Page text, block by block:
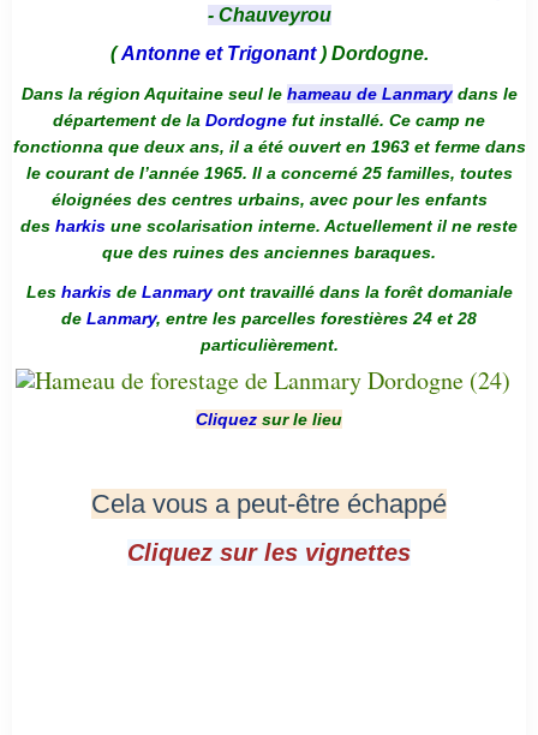
- Chauveyrou
(Antonne et Trigonant) Dordogne.
Dans la région Aquitaine seul le hameau de Lanmarydans le
département de la Dordogne fut installé. Ce camp ne
fonctionna que deux ans, il a été ouvert en 1963 et ferme dans
le courant de l’année 1965. Il a concerné 25 familles, toutes
éloignées des centres urbains, avec pour les enfants
des harkis une scolarisation interne. Actuellement il ne reste
que des ruines des anciennes baraques.
Les harkis de Lanmaryont travaillé dans la forêt domaniale
de Lanmary, entre les parcelles forestières 24 et 28
particulièrement.
Cliquez sur le lieu
Cela vous a peut-être échappé
Cliquez sur les vignettes